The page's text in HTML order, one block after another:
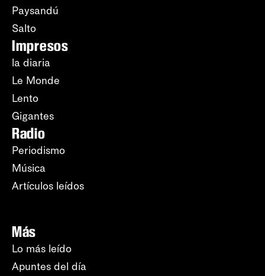
Paysandú
Salto
Impresos
la diaria
Le Monde
Lento
Gigantes
Radio
Periodismo
Música
Artículos leídos
Más
Lo más leído
Apuntes del día